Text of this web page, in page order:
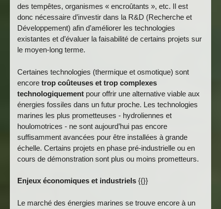
des tempêtes, organismes « encroûtants », etc. Il est
donc nécessaire d’investir dans la R&D (Recherche et
Développement) afin d’améliorer les technologies
existantes et d’évaluer la faisabilité de certains projets sur
le moyen-long terme.
Certaines technologies (thermique et osmotique) sont
encoretrop coûteuses et trop complexes
technologiquement pour offrir une alternative viable aux
énergies fossiles dans un futur proche. Les technologies
marines les plus prometteuses - hydroliennes et
houlomotrices - ne sont aujourd’hui pas encore
suffisamment avancées pour être installées à grande
échelle. Certains projets en phase pré-industrielle ou en
cours de démonstration sont plus ou moins prometteurs.
Enjeux économiques et industriels{{}}
Le marché des énergies marines se trouve encore à un